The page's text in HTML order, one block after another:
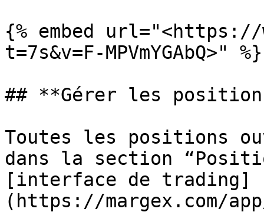
{% embed url="<https://
t=7s&v=F-MPVmYGAbQ>" %}
## **Gérer les
Toutes les positions
dans la section
[interface de trading]
(https://margex.com/